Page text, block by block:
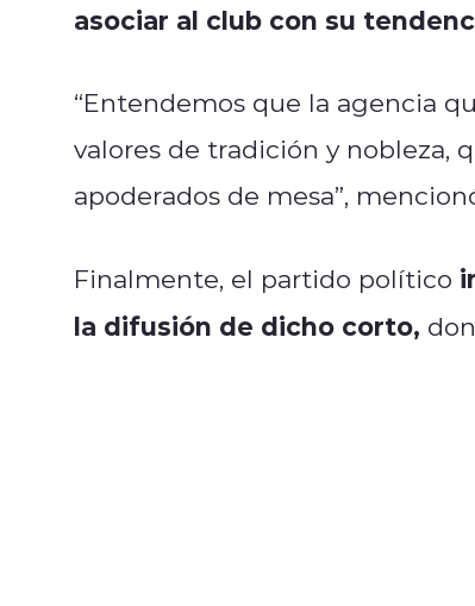
asociar al club con su
“Entendemos que la agencia
valores de tradición y
apoderados de mesa”,
Finalmente, el partido político
la difusión de dicho corto,